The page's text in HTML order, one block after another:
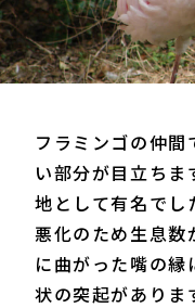
フラミンゴの仲
い部分が目立ちま
地として有名でし
悪化のため生息数
に曲がった嘴の
状の突起がありま